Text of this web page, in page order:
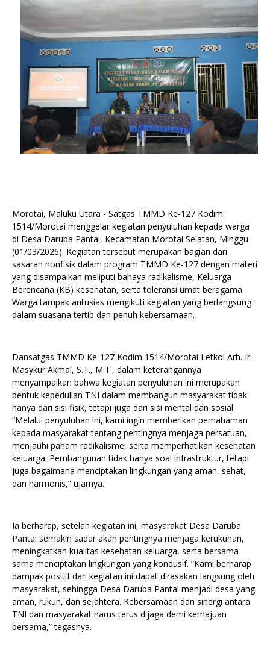
Morotai, Maluku Utara - Satgas TMMD Ke-127 Kodim
1514/Morotai menggelar kegiatan penyuluhan kepada warga
di Desa Daruba Pantai, Kecamatan Morotai Selatan, Minggu
(01/03/2026). Kegiatan tersebut merupakan bagian dari
sasaran nonfisik dalam program TMMD Ke-127 dengan materi
yang disampaikan meliputi bahaya radikalisme, Keluarga
Berencana (KB) kesehatan, serta toleransi umat beragama.
Warga tampak antusias mengikuti kegiatan yang berlangsung
dalam suasana tertib dan penuh kebersamaan.
Dansatgas TMMD Ke-127 Kodim 1514/Morotai Letkol Arh. Ir.
Masykur Akmal, S.T., M.T., dalam keterangannya
menyampaikan bahwa kegiatan penyuluhan ini merupakan
bentuk kepedulian TNI dalam membangun masyarakat tidak
hanya dari sisi fisik, tetapi juga dari sisi mental dan sosial.
“Melalui penyuluhan ini, kami ingin memberikan pemahaman
kepada masyarakat tentang pentingnya menjaga persatuan,
menjauhi paham radikalisme, serta memperhatikan kesehatan
keluarga. Pembangunan tidak hanya soal infrastruktur, tetapi
juga bagaimana menciptakan lingkungan yang aman, sehat,
dan harmonis,” ujarnya.
Ia berharap, setelah kegiatan ini, masyarakat Desa Daruba
Pantai semakin sadar akan pentingnya menjaga kerukunan,
meningkatkan kualitas kesehatan keluarga, serta bersama-
sama menciptakan lingkungan yang kondusif. “Kami berharap
dampak positif dari kegiatan ini dapat dirasakan langsung oleh
masyarakat, sehingga Desa Daruba Pantai menjadi desa yang
aman, rukun, dan sejahtera. Kebersamaan dan sinergi antara
TNI dan masyarakat harus terus dijaga demi kemajuan
bersama,” tegasnya.